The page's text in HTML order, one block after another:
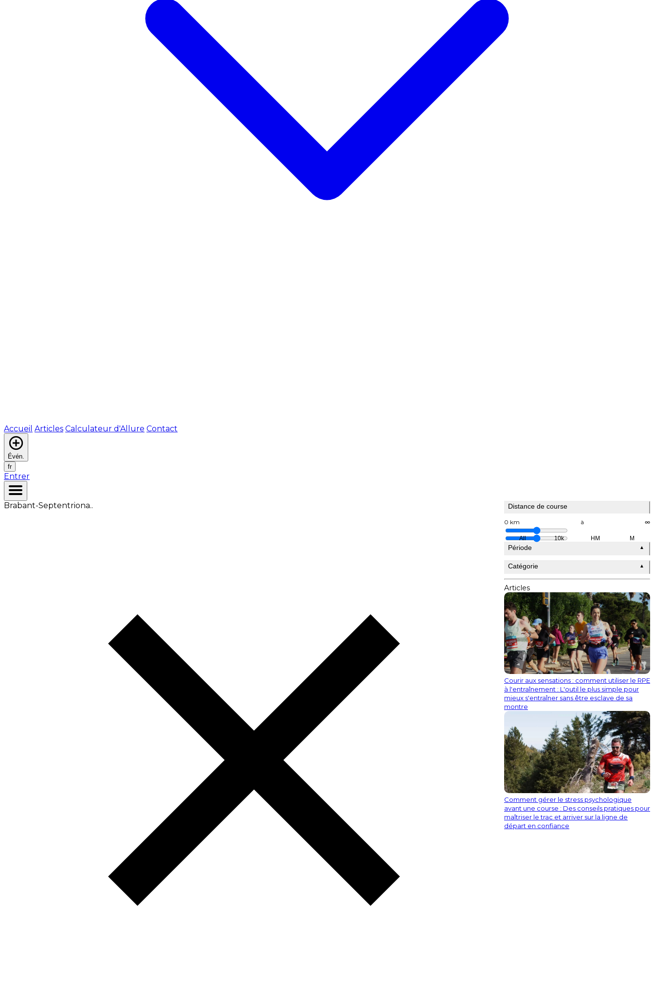
Accueil Articles Calculateur d'Allure Contact
Évén.
fr
Entrer
Brabant-Septentriona.. Distance de course
0 km à ∞
All 10k HM M
Période ▲
Catégorie ▲
Articles
Courir aux sensations : comment utiliser le RPE
à l'entraînement : L'outil le plus simple pour
mieux s'entraîner sans être esclave de sa
montre
Comment gérer le stress psychologique
avant une course : Des conseils pratiques pour
maîtriser le trac et arriver sur la ligne de
départ en confiance